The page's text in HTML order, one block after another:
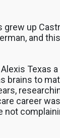
up
and
Texas
brains to
career
not